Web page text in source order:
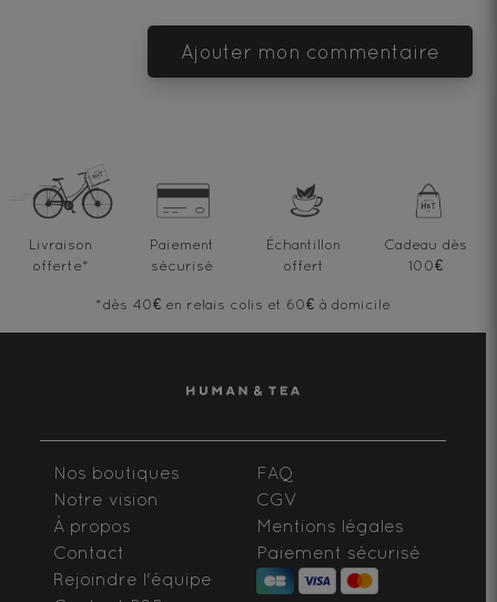
Ajouter mon commentaire
Livraison
offerte*
Paiement
sécurisé
Échantillon
offert
Cadeau dès
100€
*dès 40€ en relais colis et 60€ à domicile
Nos boutiques
Notre vision
À propos
Contact
Rejoindre l'équipe
FAQ
CGV
Mentions légales
Paiement sécurisé